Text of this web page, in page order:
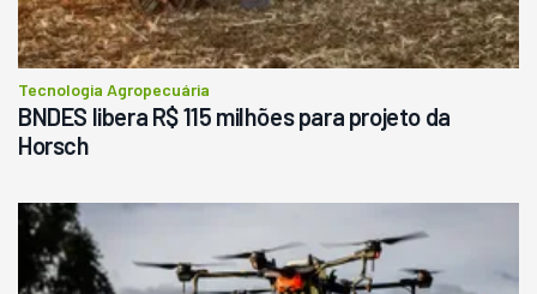
Tecnologia Agropecuária
BNDES libera R$ 115 milhões para projeto da
Horsch